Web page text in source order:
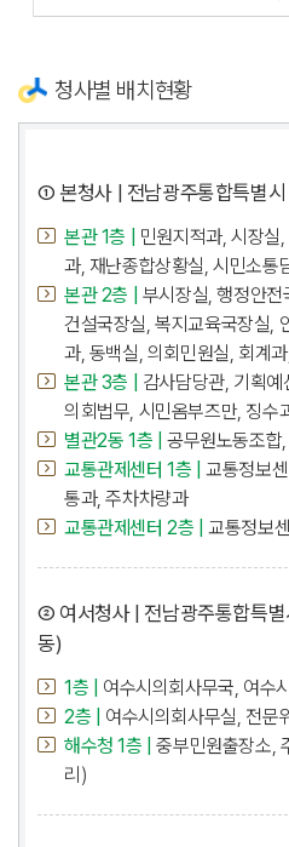
청사별 배치현황
① 본청사 | 전남광주통합특별시
본관 1층 |
민원지적과, 시장실
과, 재난종합상황실, 시민소통
본관 2층 |
부시장실, 행정안전
건설국장실, 복지교육국장실,
과, 동백실, 의회민원실, 회계
본관 3층 |
감사담당관, 기획
의회법무, 시민옴부즈만, 징수
별관2동 1층 |
공무원노동조합
교통관제센터 1층 |
교통정보
통과, 주차차량과
교통관제센터 2층 |
교통정보
② 여서청사 | 전남광주통합특별
동)
1층 |
여수시의회사무국, 여수
2층 |
여수시의회사무실, 전문
해수청 1층 |
중부민원출장소,
리)